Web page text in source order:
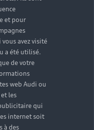
et pour
avez visité
a été utilisé.
de votre
web Audi ou
les
qui
internet soit
à des